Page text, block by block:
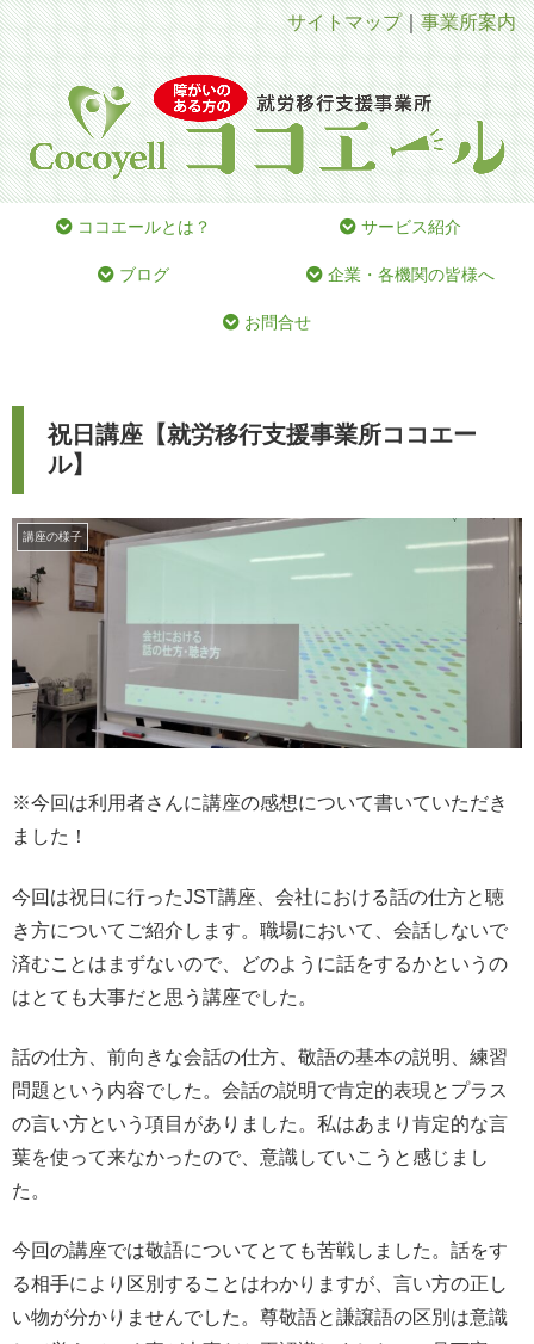
サイトマップ｜事業所案内
ココエールとは？ サービス紹介
ブログ 企業・各機関の皆様へ
お問合せ
祝日講座【就労移行支援事業所ココエー
ル】
講座の様子
※今回は利用者さんに講座の感想について書いていただき
ました！
今回は祝日に行ったJST講座、会社における話の仕方と聴
き方についてご紹介します。職場において、会話しないで
済むことはまずないので、どのように話をするかというの
はとても大事だと思う講座でした。
話の仕方、前向きな会話の仕方、敬語の基本の説明、練習
問題という内容でした。会話の説明で肯定的表現とプラス
の言い方という項目がありました。私はあまり肯定的な言
葉を使って来なかったので、意識していこうと感じまし
た。
今回の講座では敬語についてとても苦戦しました。話をす
る相手により区別することはわかりますが、言い方の正し
い物が分かりませんでした。尊敬語と謙譲語の区別は意識